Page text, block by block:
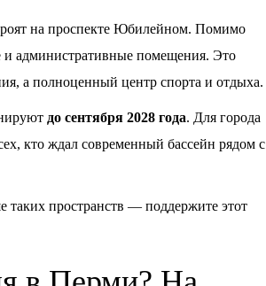
на проспекте Юбилейном. Помимо
и административные помещения. Это
а полноценный центр спорта и отдыха.
до сентября 2028 года. Для города
кто ждал современный бассейн рядом с
таких пространств — поддержите этот